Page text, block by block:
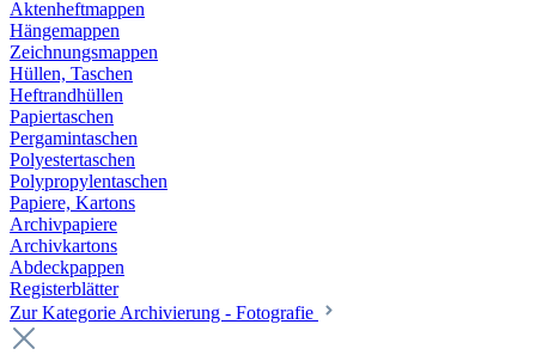
Aktenheftmappen
Hängemappen
Zeichnungsmappen
Hüllen, Taschen
Heftrandhüllen
Papiertaschen
Pergamintaschen
Polyestertaschen
Polypropylentaschen
Papiere, Kartons
Archivpapiere
Archivkartons
Abdeckpappen
Registerblätter
Zur Kategorie Archivierung - Fotografie